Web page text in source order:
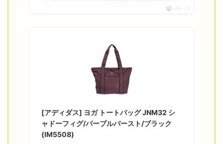
ポチップ
[アディダス] ヨガ トートバッグ JNM32 シ
ャドーフィグ/パープルバースト/ブラック
(IM5508)